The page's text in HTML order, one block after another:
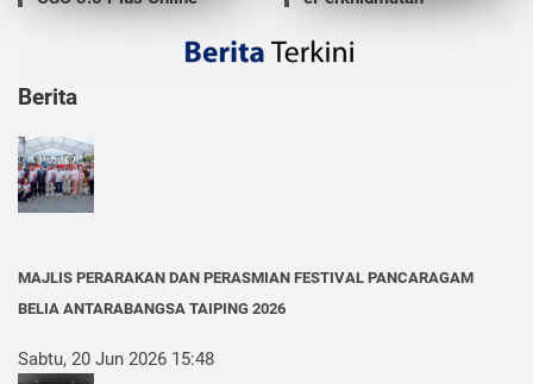
Berita
MAJLIS PERARAKAN DAN PERASMIAN FESTIVAL PANCARAGAM
BELIA ANTARABANGSA TAIPING 2026
Sabtu, 20 Jun 2026 15:48